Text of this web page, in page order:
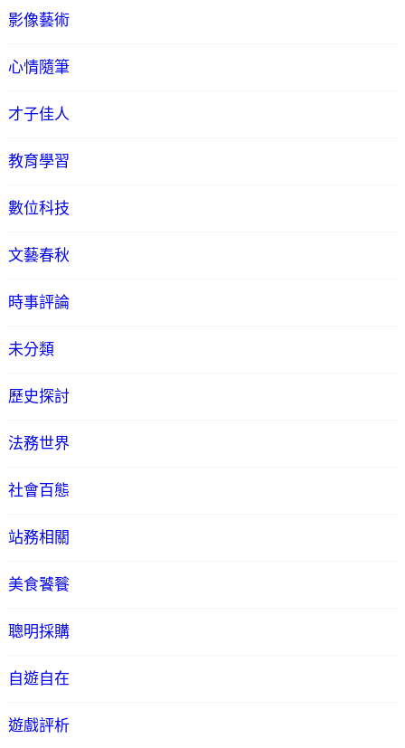
影像藝術
心情隨筆
才子佳人
教育學習
數位科技
文藝春秋
時事評論
未分類
歷史探討
法務世界
社會百態
站務相關
美食饕餮
聰明採購
自遊自在
遊戲評析